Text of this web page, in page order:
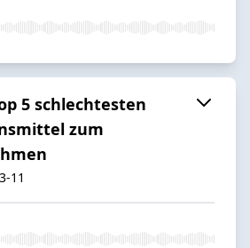
5 schlechtesten
zum
11